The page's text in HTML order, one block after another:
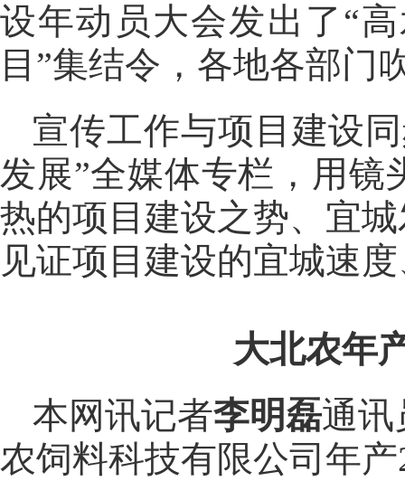
设年动员大会发出了“
目”集结令，各地各部门
宣传工作与项目建设
发展”全媒体专栏，用镜
热的项目建设之势、宜
见证项目建设的宜城速
大北农年
本网讯记者李明磊通讯
农饲料科技有限公司年